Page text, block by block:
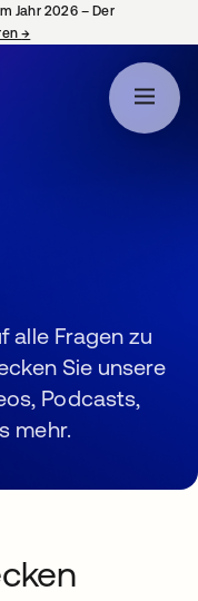
Jahr 2026 – Der
→
alle Fragen zu
Sie unsere
Podcasts,
mehr.